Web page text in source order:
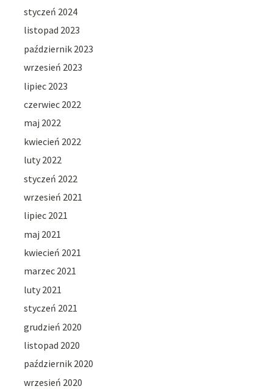
styczeń 2024
listopad 2023
październik 2023
wrzesień 2023
lipiec 2023
czerwiec 2022
maj 2022
kwiecień 2022
luty 2022
styczeń 2022
wrzesień 2021
lipiec 2021
maj 2021
kwiecień 2021
marzec 2021
luty 2021
styczeń 2021
grudzień 2020
listopad 2020
październik 2020
wrzesień 2020